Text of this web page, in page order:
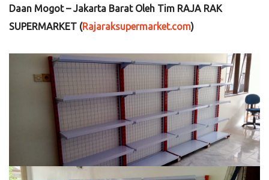
Daan Mogot – Jakarta Barat Oleh Tim RAJA RAK
SUPERMARKET (Rajaraksupermarket.com)